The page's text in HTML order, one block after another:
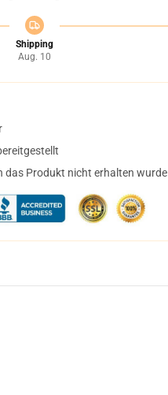
Shipping
Aug. 10
das Produkt nicht erhalten wurde